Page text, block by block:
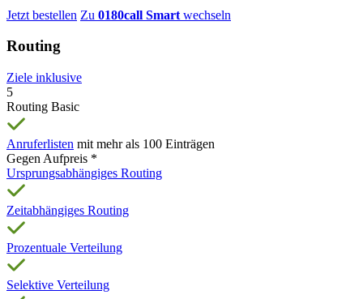
Jetzt bestellen Zu 0180call Smart wechseln
Routing
Ziele inklusive
5
Routing Basic
Anruferlisten mit mehr als 100 Einträgen
Gegen Aufpreis *
Ursprungsabhängiges Routing
Zeitabhängiges Routing
Prozentuale Verteilung
Selektive Verteilung